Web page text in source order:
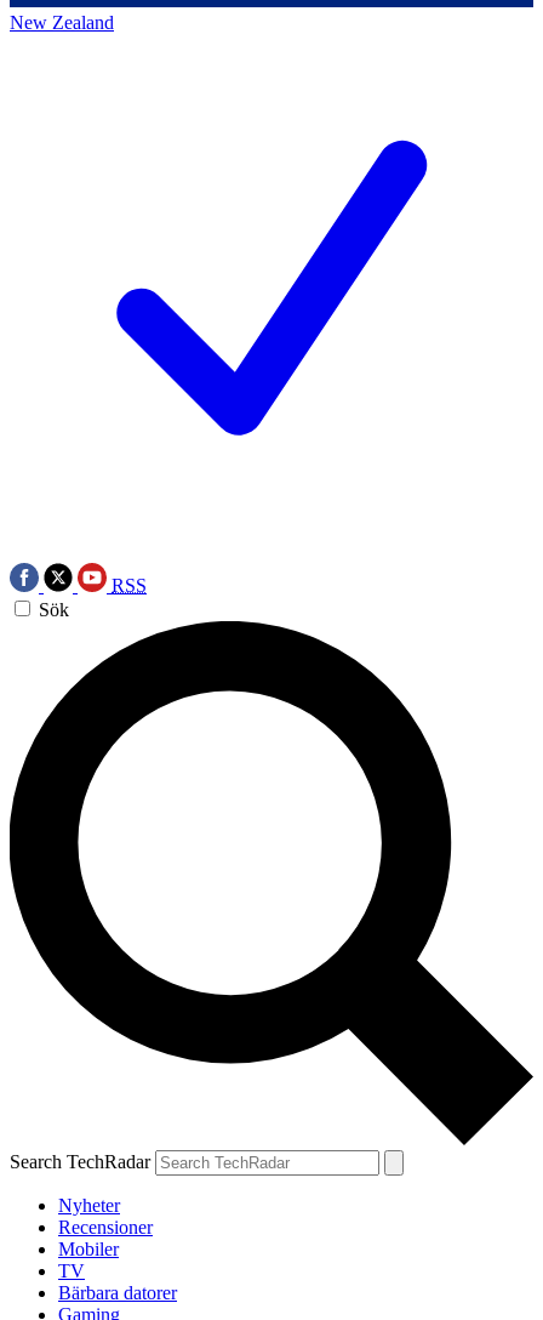
New Zealand
RSS
Sök
Search TechRadar
Nyheter
Recensioner
Mobiler
TV
Bärbara datorer
Gaming